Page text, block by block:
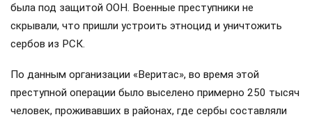
была под защитой ООН. Военные преступники не
скрывали, что пришли устроить этноцид и уничтожить
сербов из РСК.
По данным организации «Веритас», во время этой
преступной операции было выселено примерно 250 тысяч
человек, проживавших в районах, где сербы составляли